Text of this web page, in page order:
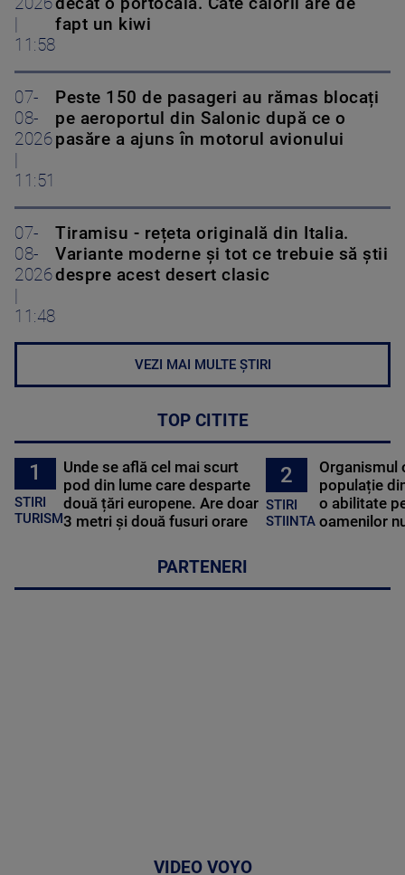
11:58
fapt un kiwi
07-
08-
2026
11:51
Peste 150 de pasageri au rămas blocați
pe aeroportul din Salonic după ce o
pasăre a ajuns în motorul avionului
07-
08-
2026
11:48
Tiramisu - rețeta originală din Italia.
Variante moderne și tot ce trebuie să știi
despre acest desert clasic
VEZI MAI MULTE ȘTIRI
TOP CITITE
1
STIRI
TURISM
Unde se află cel mai scurt
pod din lume care desparte
două țări europene. Are doar
3 metri și două fusuri orare
2
STIRI
STIINTA
Organismul
populație
o abilitate
oamenilor
PARTENERI
VIDEO VOYO